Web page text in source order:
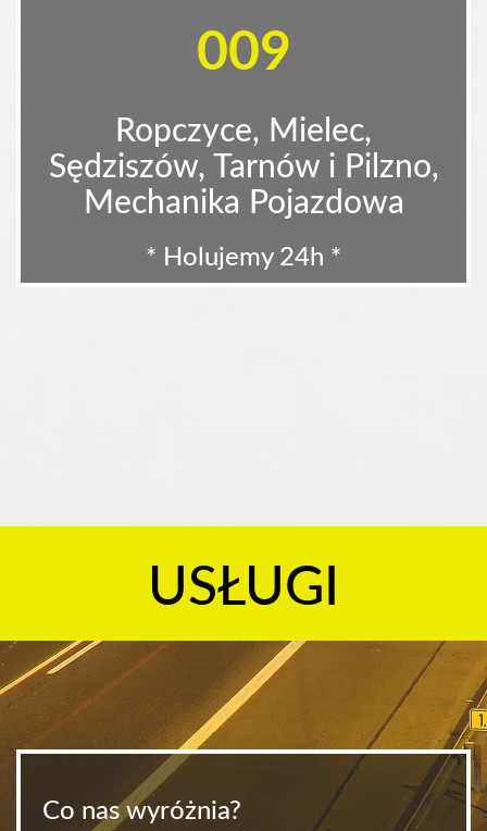
009
Ropczyce, Mielec,
Sędziszów, Tarnów i Pilzno,
Mechanika Pojazdowa
* Holujemy 24h *
USŁUGI
Co nas wyróżnia?